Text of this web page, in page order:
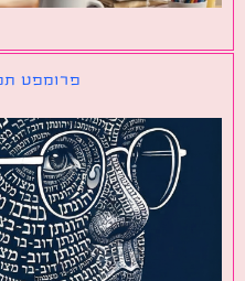
פרומפט תמונת